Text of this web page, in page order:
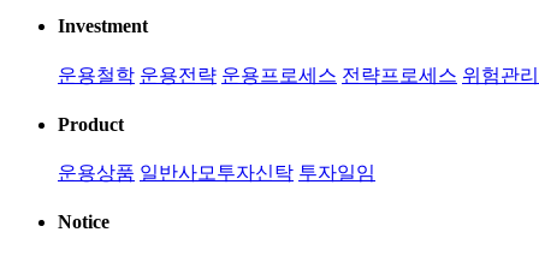
Investment
운용철학 운용전략 운용프로세스 전략프로세스 위험관
Product
운용상품 일반사모투자신탁 투자일임
Notice